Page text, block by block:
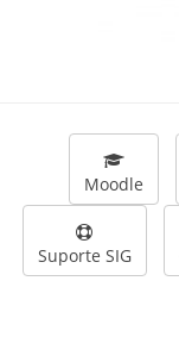
Moodle
Suporte SIG